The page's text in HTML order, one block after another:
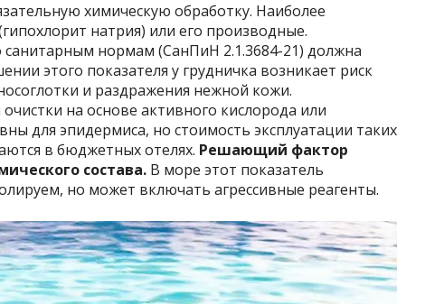
химическую обработку. Наиболее
натрия) или его производные.
нормам (СанПиН 2.1.3684-21) должна
этого показателя у грудничка возникает риск
и раздражения нежной кожи.
на основе активного кислорода или
для эпидермиса, но стоимость эксплуатации таких
в бюджетных отелях. Решающий фактор
состава. В море этот показатель
но может включать агрессивные реагенты.